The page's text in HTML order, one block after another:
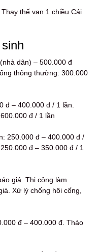
thế van 1 chiều Cái
dân) – 500.000 đ
thông thường: 300.000
đ – 400.000 đ / 1 lần.
đ / 1 lần
250.000 đ – 400.000 đ /
đ – 350.000 đ / 1
giá. Thi công làm
Xử lý chống hôi cống,
đ – 400.000 đ. Tháo